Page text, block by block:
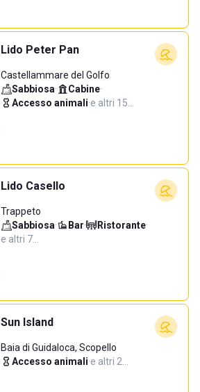
Lido Peter Pan
Castellammare del Golfo
Sabbiosa· Cabine·
Accesso animali·e altri 15…
Lido Casello
Trappeto
Sabbiosa· Bar· Ristorante·
e altri 7…
Sun Island
Baia di Guidaloca, Scopello
Accesso animali·e altri 2…